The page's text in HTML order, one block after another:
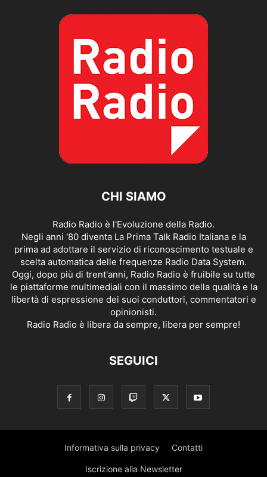
CHI SIAMO
Radio Radio è l'Evoluzione della Radio.
Negli anni '80 diventa La Prima Talk Radio Italiana e la
prima ad adottare il servizio di riconoscimento testuale e
scelta automatica delle frequenze Radio Data System.
Oggi, dopo più di trent'anni, Radio Radio è fruibile su tutte
le piattaforme multimediali con il massimo della qualità e la
libertà di espressione dei suoi conduttori, commentatori e
opinionisti.
Radio Radio è libera da sempre, libera per sempre!
SEGUICI
Informativa sulla privacy Contatti
Iscrizione alla Newsletter